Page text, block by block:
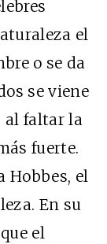
el
o se da
se viene
al faltar la
fuerte.
Hobbes, el
En su
el